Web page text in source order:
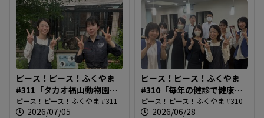
ピース！ピース！ふくやま
#311「タカオ福山動物園の4
種類の走鳥類」
ピース！ピース！ふくやま #311
2026/07/05
ピース！ピース！ふくやま
#310「毎年の健診で健康管
理」
ピース！ピース！ふくやま #310
2026/06/28